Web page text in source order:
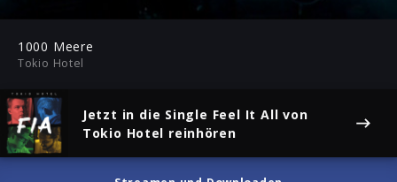
Play Mute
1000 Meere
Tokio Hotel
Jetzt in die Single Feel It All von
Tokio Hotel reinhören